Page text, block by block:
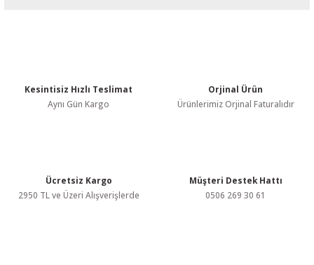
Ürün resmi kalitesiz, bozuk veya görüntülenemiyor.
Bu ürüne benzer farklı alternatifler olmalı.
Kesintisiz Hızlı Teslimat
Aynı Gün Kargo
Orjinal Ürün
Ürünlerimiz Orjinal Faturalıdır
Ücretsiz Kargo
2950 TL ve Üzeri Alışverişlerde
Müşteri Destek Hattı
0506 269 30 61